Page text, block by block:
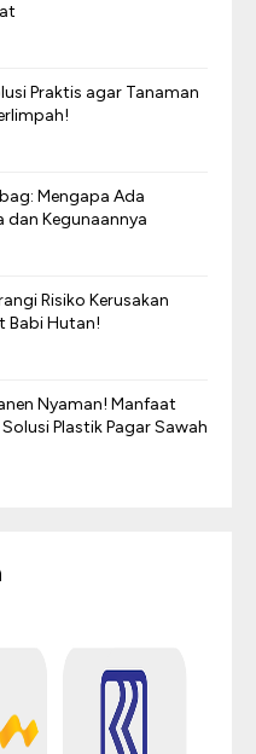
Praktis agar Tanaman
Mengapa Ada
dan Kegunaannya
Risiko Kerusakan
Babi Hutan!
Nyaman! Manfaat
Plastik Pagar Sawah